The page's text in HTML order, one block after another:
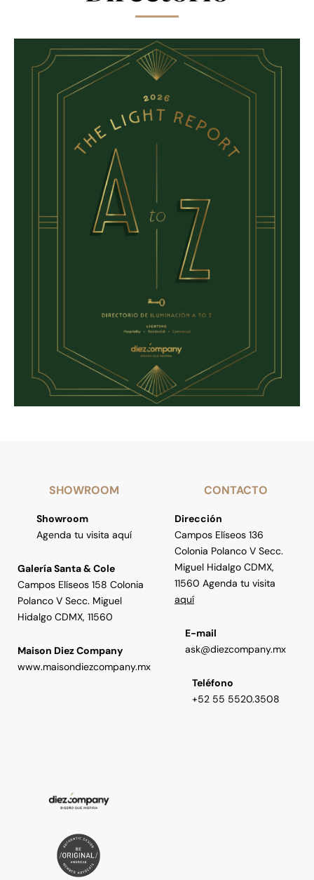
SHOWROOM
Showroom
Agenda tu visita aquí
Galería Santa & Cole
Campos Elíseos 158 Colonia
Polanco V Secc. Miguel
Hidalgo CDMX, 11560
Maison Diez Company
www.maisondiezcompany.mx
CONTACTO
Dirección
Campos Elíseos 136
Colonia Polanco V Secc.
Miguel Hidalgo CDMX,
11560 Agenda tu visita
aquí
E-mail
ask@diezcompany.mx
Teléfono
+52 55 5520.3508